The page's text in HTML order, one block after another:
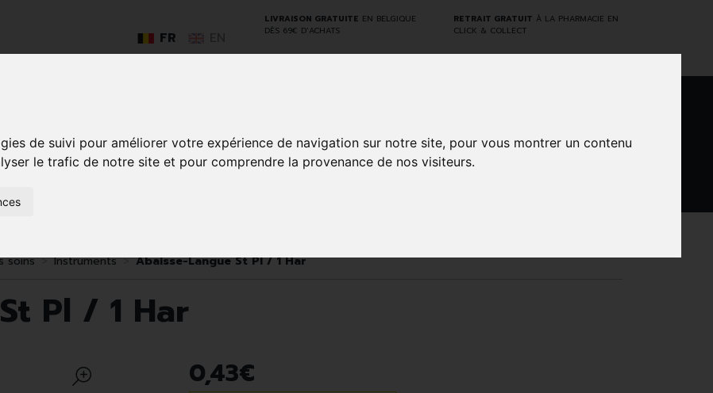
de suivi pour améliorer votre expérience de navigation sur notre site, pour vous montrer un contenu
le trafic de notre site et pour comprendre la provenance de nos visiteurs.
LIVRAISON GRATUITE EN BELGIQUE
DÈS 69€ D’ACHATS
RETRAIT GRATUIT À LA PHARMACIE EN
CLICK & COLLECT
FR
GO
50+
soins Instruments Abaisse-Langue St Pl / 1 Har
Pl / 1 Har
0,43€